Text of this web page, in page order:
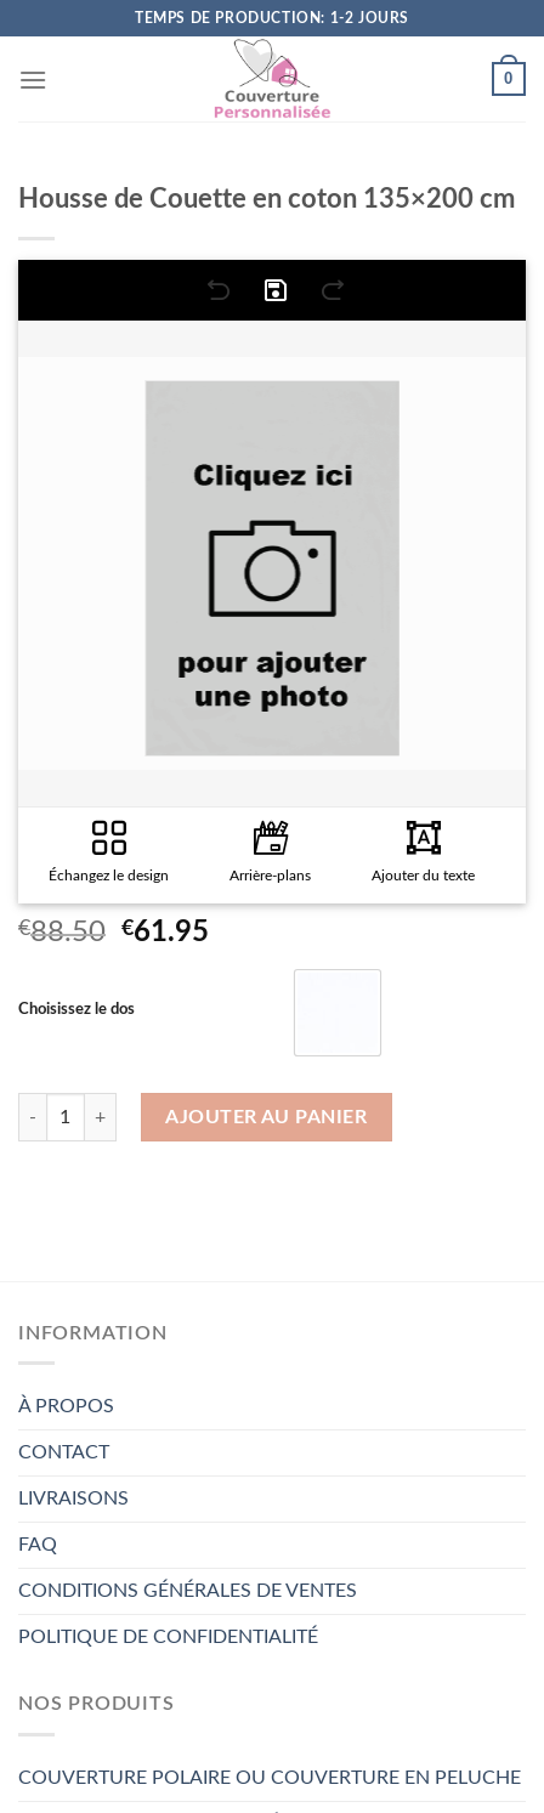
content
TEMPS DE PRODUCTION: 1-2 JOURS
0
Housse de Couette en coton 135×200 cm
Échangez le design Arrière-plans Ajouter du texte
€88.50 Le
était :
€61.95
€61.95.
Choisissez le dos
quantité de Housse de Couette en coton 135×200 cm
AJOUTER AU PANIER
INFORMATION
À PROPOS
CONTACT
LIVRAISONS
FAQ
CONDITIONS GÉNÉRALES DE VENTES
POLITIQUE DE CONFIDENTIALITÉ
NOS PRODUITS
COUVERTURE POLAIRE OU COUVERTURE EN PELUCHE